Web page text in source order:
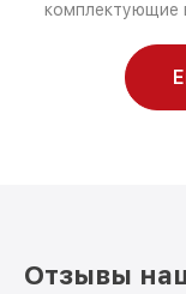
комплектующие
Отзывы